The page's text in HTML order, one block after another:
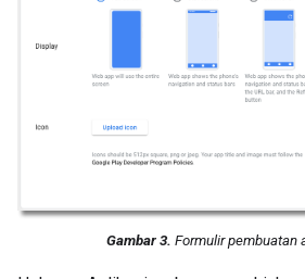
Gambar 3. Formulir pembuatan